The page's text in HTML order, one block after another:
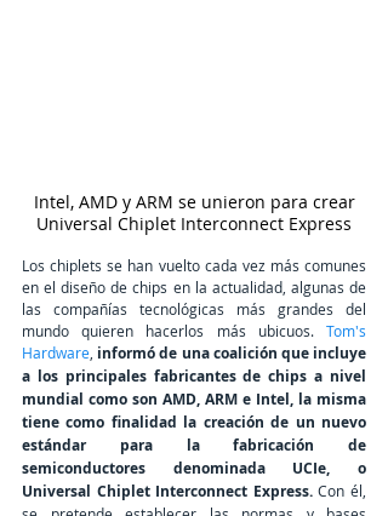
Universal Chiplet Interconnect Express
Los chiplets se han vuelto cada vez más comunes
en el diseño de chips en la actualidad, algunas de
las compañías tecnológicas más grandes del
mundo quieren hacerlos más ubicuos. Tom's
Hardware informó de una coalición que incluye
a los principales fabricantes de chips a nivel
mundial como son AMD, ARM e Intel, la misma
tiene como finalidad la creación de un nuevo
estándar para la fabricación de
semiconductores denominada UCIe, o
Universal Chiplet Interconnect Express. Con él,